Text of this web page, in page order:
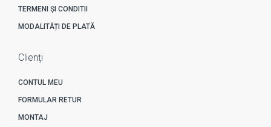
TERMENI ȘI CONDITII
MODALITĂȚI DE PLATĂ
Clienți
CONTUL MEU
FORMULAR RETUR
MONTAJ